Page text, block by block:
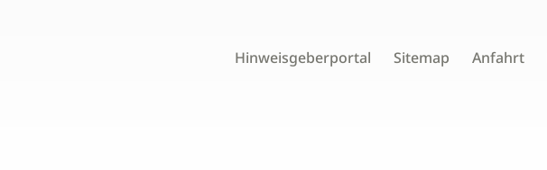
Hinweisgeberportal Sitemap Anfahrt